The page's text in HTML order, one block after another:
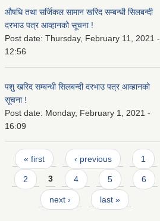
औषधि तथा सर्जिकल सामान खरिद सम्बन्धी सिलबन्दी
दरभाउ पत्र आव्हानको सूचना !
Post date: Thursday, February 11, 2021 -
12:56
पशु खरिद सम्बन्धी सिलबन्दी दरभाउ पत्र आव्हानको
सूचना !
Post date: Monday, February 1, 2021 -
16:09
Pages
« first ‹ previous 1
2 3 4 5 6
next › last »